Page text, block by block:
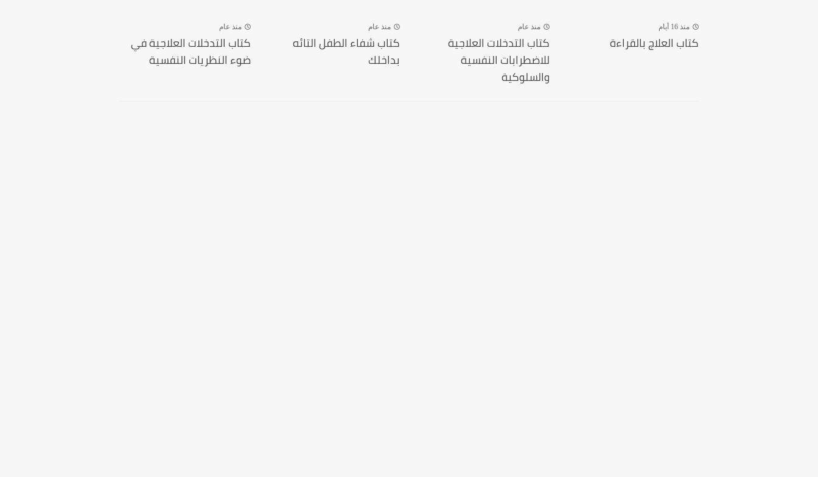
منذ 16 أيام
كتاب العلاج بالقراءة
منذ عام
كتاب التدخلات العلاجية
للاضطرابات النفسية
والسلوكية
منذ عام
كتاب شفاء الطفل التائه
بداخلك
منذ عام
كتاب التدخلات العلاجية في
ضوء النظريات النفسية